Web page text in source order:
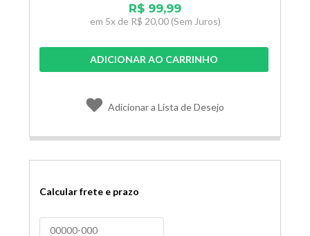
R$ 99,99
em 5x de R$ 20,00(Sem Juros)
ADICIONAR AO CARRINHO
Adicionar a Lista de Desejo
Calcular frete e prazo